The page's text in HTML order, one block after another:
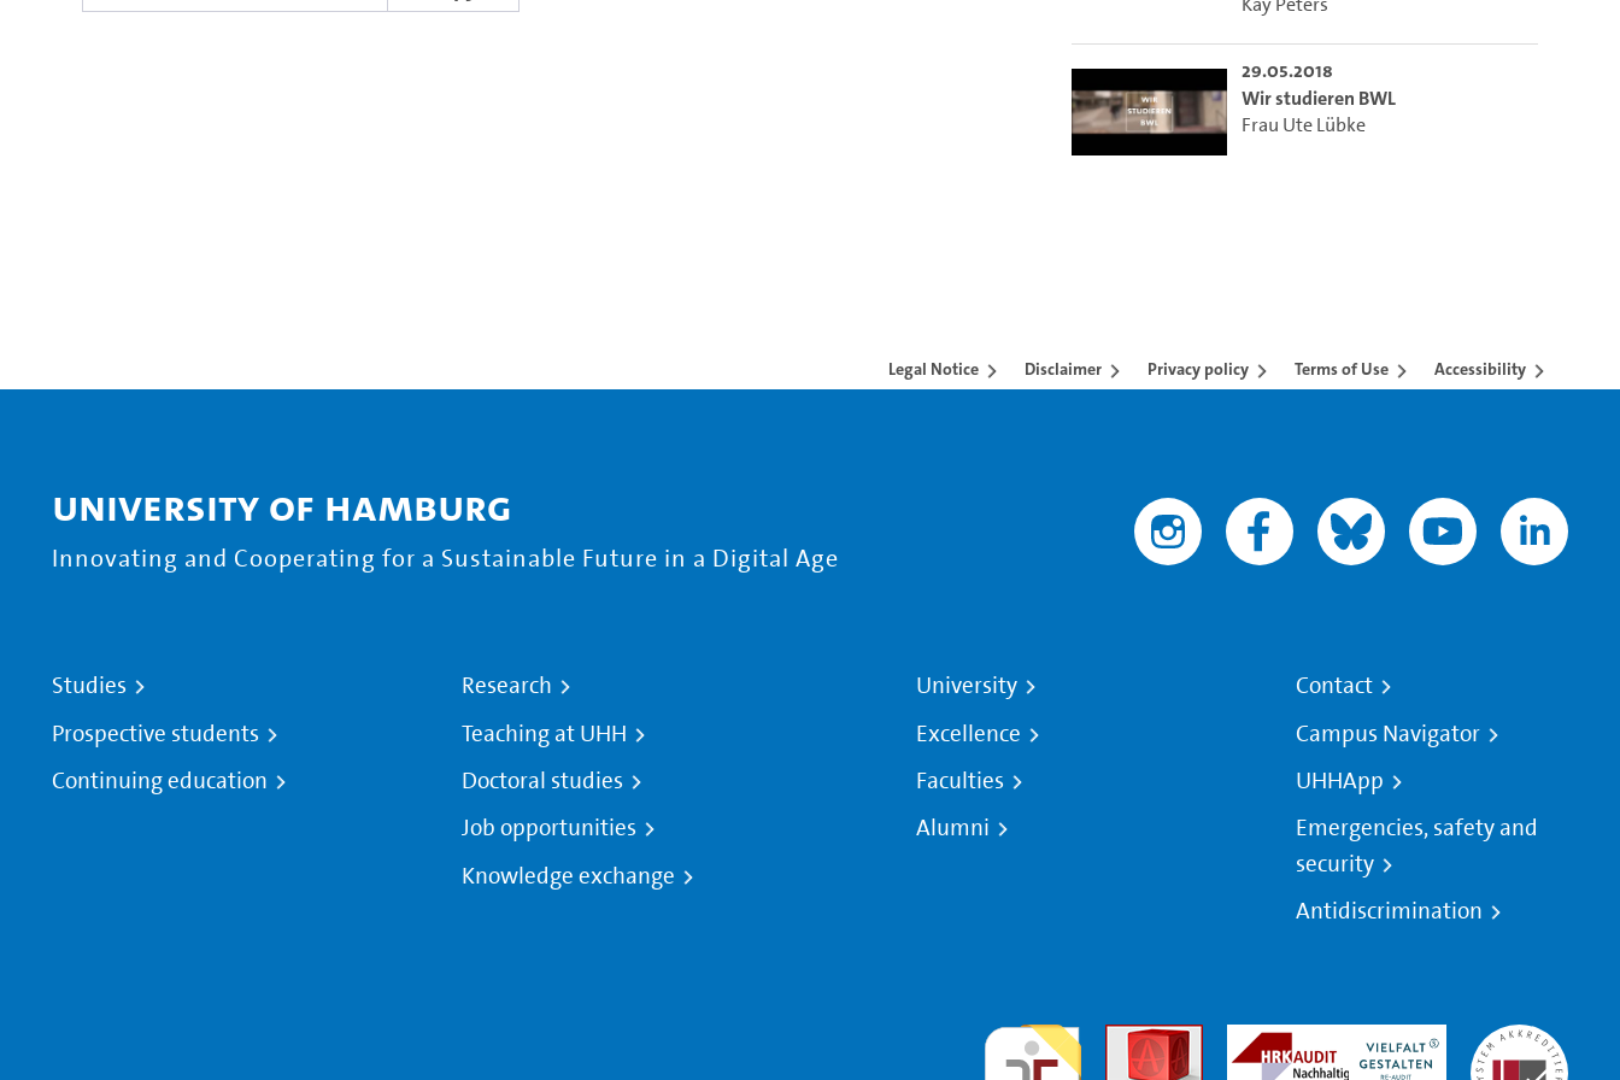
29.05.2018
Wir studieren BWL
Frau Ute Lübke
Legal Notice Disclaimer Privacy policy Terms of Use Accessibility
University of Hamburg
Innovating and Cooperating for a Sustainable Future in a Digital Age
Studies
Prospective students
Continuing education
Research
Teaching at UHH
Doctoral studies
Job opportunities
Knowledge exchange
University
Excellence
Faculties
Alumni
Contact
Campus Navigator
UHHApp
Emergencies, safety and
security
Antidiscrimination